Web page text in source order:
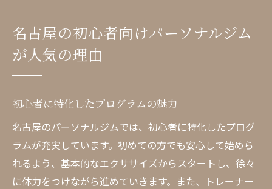
名古屋の初心者向けパーソナルジム
が人気の理由
初心者に特化したプログラムの魅力
名古屋のパーソナルジムでは、初心者に特化したプログ
ラムが充実しています。初めての方でも安心して始めら
れるよう、基本的なエクササイズからスタートし、徐々
に体力をつけながら進めていきます。また、トレーナー